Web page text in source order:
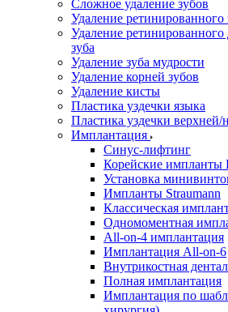
Сложное удаление зубов
Удаление ретинированного
Удаление
зуба
Удаление зуба мудрости
Удаление корней зубов
Удаление кисты
Пластика уздечки языка
Пластика уздечки
Имплантация
Синус-лифтинг
Корейские импланты
Установка
Импланты Straumann
Классическая
Одномоментная
All-on-4 имплантация
Имплантация All-on-6
Внутрикостная
Полная имплантация
Имплантация по